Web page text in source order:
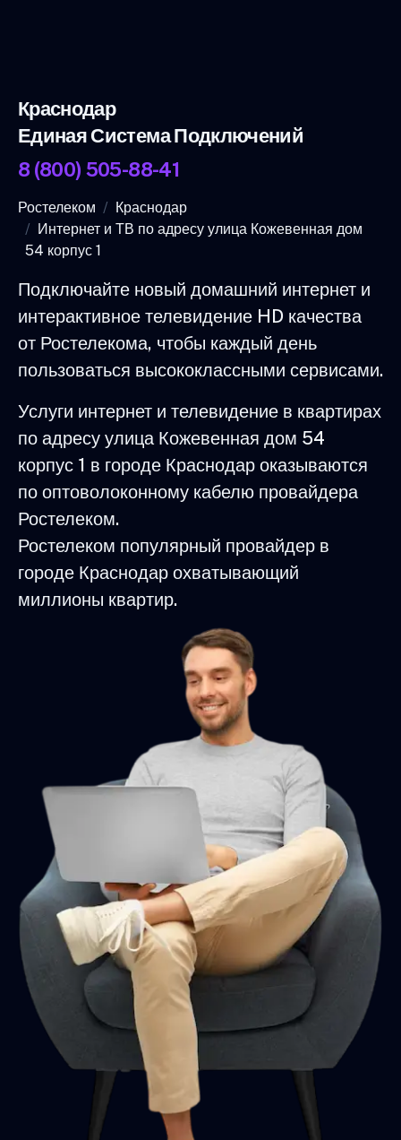
Краснодар
Единая Система Подключений
8 (800) 505-88-41
Ростелеком
Краснодар
Интернет и ТВ по адресу улица Кожевенная дом
54 корпус 1
Подключайте новый домашний интернет и
интерактивное телевидение HD качества
от Ростелекома, чтобы каждый день
пользоваться высококлассными сервисами.
Услуги интернет и телевидение в квартирах
по адресу улица Кожевенная дом 54
корпус 1 в городе Краснодар оказываются
по оптоволоконному кабелю провайдера
Ростелеком.
Ростелеком популярный провайдер в
городе Краснодар охватывающий
миллионы квартир.